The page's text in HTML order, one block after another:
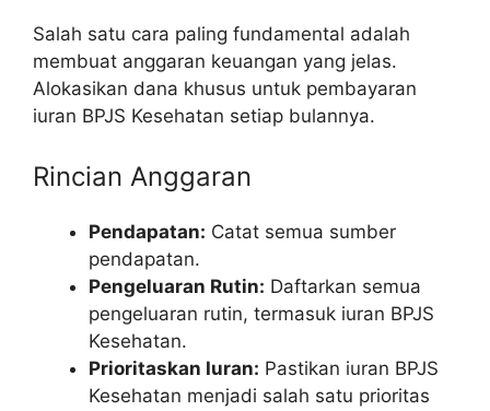
Salah satu cara paling fundamental adalah
membuat anggaran keuangan yang jelas.
Alokasikan dana khusus untuk pembayaran
iuran BPJS Kesehatan setiap bulannya.
Rincian Anggaran
Pendapatan: Catat semua sumber
pendapatan.
Pengeluaran Rutin: Daftarkan semua
pengeluaran rutin, termasuk iuran BPJS
Kesehatan.
Prioritaskan Iuran: Pastikan iuran BPJS
Kesehatan menjadi salah satu prioritas